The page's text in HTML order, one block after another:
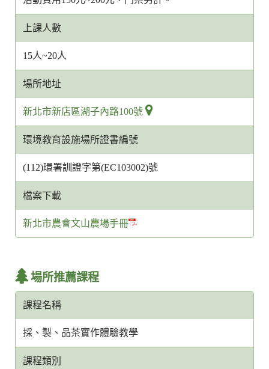
上課人數
15人~20人
場所地址
新北市新店區湖子內路100號
環境教育設施場所證書編號
(112)環署訓證字第(EC103002)號
檔案下載
新北市農會文山農場手冊
場所推薦課程
課程名稱
採、製、品茶實作體驗教學
課程類別